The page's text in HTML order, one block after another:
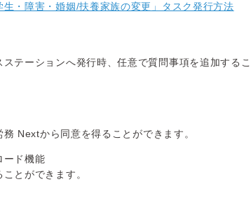
生・障害・婚姻/扶養家族の変更」タスク発行方法
テーションへ発行時、任意で質問事項を追加する
Nextから同意を得ることができます。
ード機能
とができます。